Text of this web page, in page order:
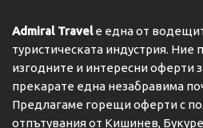
Admiral Travelе една от
туристическата индустрия. Ние
изгодните и интересни оферти
прекарате една незабравима
Предлагаме горещи оферти с
отпътувания от Кишинев,